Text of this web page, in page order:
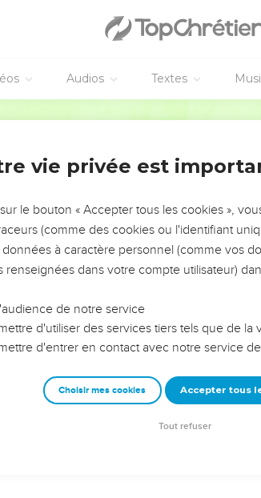
Audios Textes
וַיְמַ֤ן יְהוָה֙ דָּ֣ג גָּד֔וֹל לִבְלֹ֖עַ אֶת־יוֹנָ֑ה וַיְהִ֤י יוֹנָה֙ בִּמְעֵ֣י
וַיֹּ֗אמֶר קָ֠רָאתִי מִצָּ֥רָה לִ֛י אֶל־יְהוָ֖ה וַֽיַּעֲנֵ֑נִי
וַאֲנִ֣י אָמַ֔רְתִּי נִגְרַ֖שְׁתִּי מִנֶּ֣גֶד עֵינֶ֑יךָ אַ֚ךְ
אֲפָפ֤וּנִי מַ֙יִם֙ עַד־נֶ֔פֶשׁ תְּה֖וֹם
לְקִצְבֵ֤י הָרִים֙ יָרַ֔דְתִּי הָאָ֛רֶץ בְּרִחֶ֥יהָ בַעֲדִ֖י לְעוֹלָ֑ם
וַאֲנִ֗י בְּק֤וֹל תּוֹדָה֙ אֶזְבְּחָה־לָּ֔ךְ אֲשֶׁ֥ר
וַיֹּ֥אמֶר יְהוָ֖ה
Codex - tanach.us --- Grec : © 2010 by the Society of
vie privée est
le bouton « Accepter tous les cookies »,
(comme des cookies ou l'identifiant
données à caractère personnel (comme vos
renseignées dans votre compte utilisateur)
de notre service
d'utiliser des services tiers tels que de
d'entrer en contact avec notre service
Choisir mes cookies Accepter tous
Tout refuser